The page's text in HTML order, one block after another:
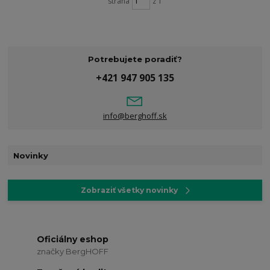
Potrebujete poradiť?
+421 947 905 135
info@berghoff.sk
Novinky
Zobraziť všetky novinky
Oficiálny eshop
značky BergHOFF